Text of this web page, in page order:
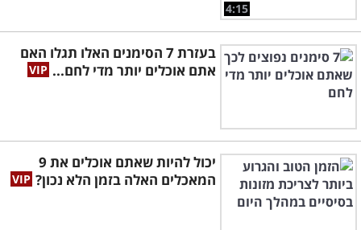
4:15
בעזרת 7 הסימנים האלו תגלו האם
אתם אוכלים יותר מדי לחם...
יכול להיות שאתם אוכלים את 9
המאכלים האלה בזמן הלא נכון?